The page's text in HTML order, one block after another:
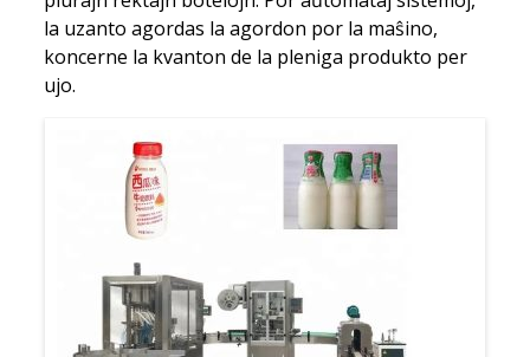
la uzanto agordas la agordon por la maŝino,
koncerne la kvanton de la pleniga produkto per
ujo.